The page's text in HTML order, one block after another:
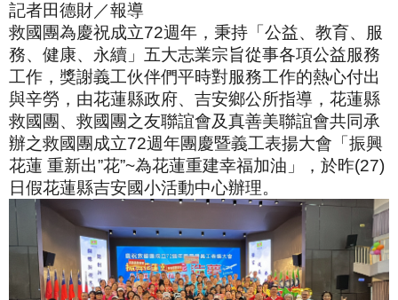
記者田德財／報導
救國團為慶祝成立72週年，秉持「公益、教育、服
務、健康、永續」五大志業宗旨從事各項公益服務
工作，獎謝義工伙伴們平時對服務工作的熱心付出
與辛勞，由花蓮縣政府、吉安鄉公所指導，花蓮縣
救國團、救國團之友聯誼會及真善美聯誼會共同承
辦之救國團成立72週年團慶暨義工表揚大會「振興
花蓮 重新出”花”~為花蓮重建幸福加油」，於昨(27)
日假花蓮縣吉安國小活動中心辦理。